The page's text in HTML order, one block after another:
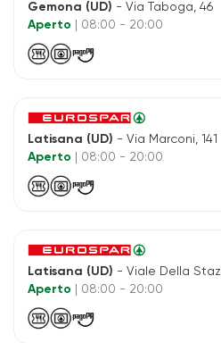
Gemona (UD) - Via Taboga, 46
Aperto
| 08:00 - 20:00
Latisana (UD) - Via Marconi, 141
Aperto
| 08:00 - 20:00
Latisana (UD) - Viale Della
Aperto
| 08:00 - 20:00